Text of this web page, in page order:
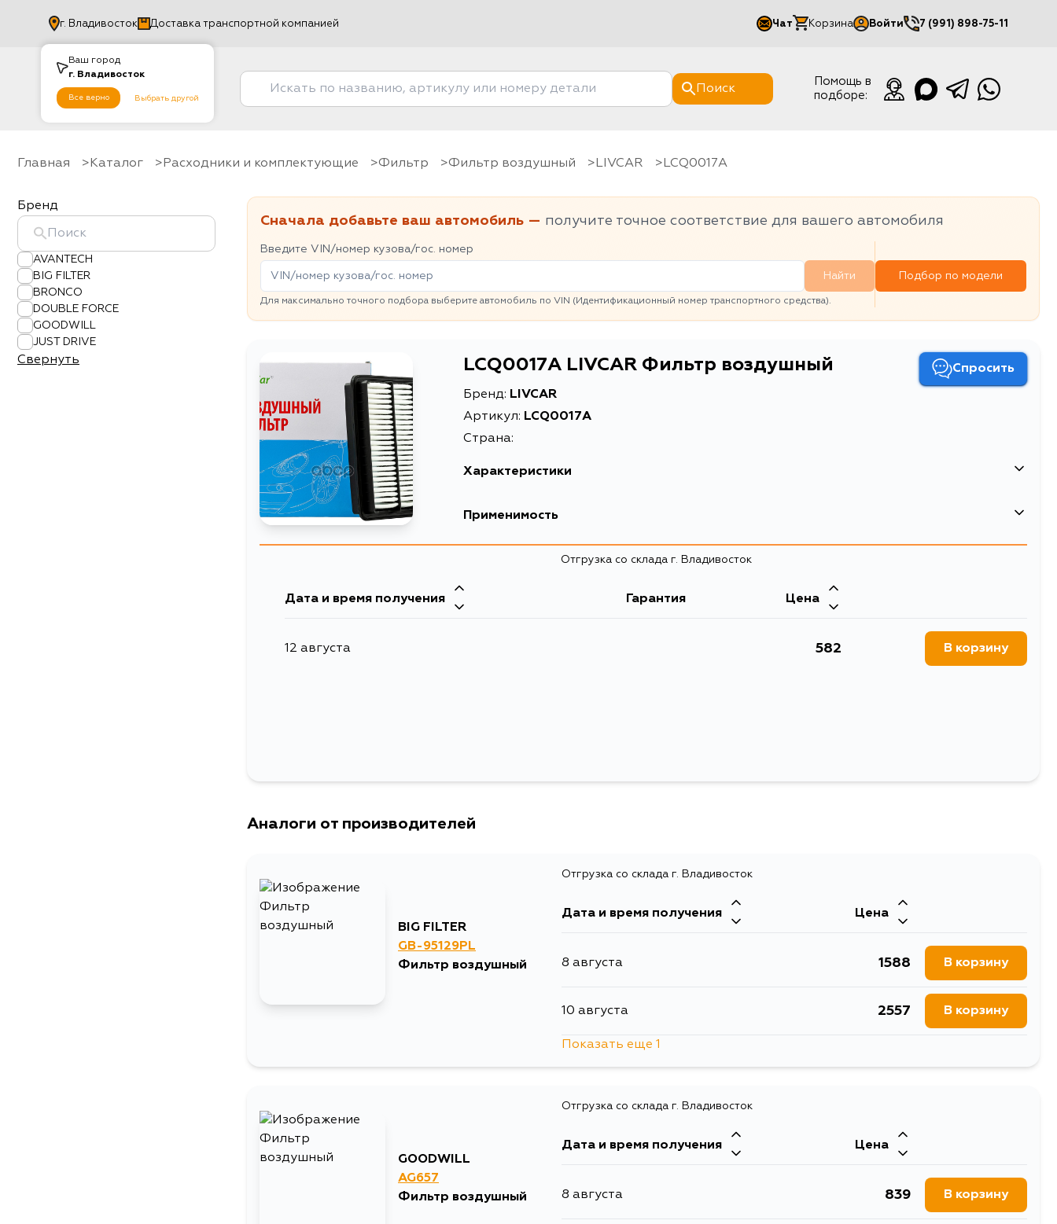
Ваш город
г. Владивосток
Все верно Выбрать другой
г. Владивосток Доставка транспортной компанией Чат Корзина Войти
Мой кабинет
7 (991) 898-75-11
Поиск
Помощь в
подборе:
Главная Каталог Расходники и комплектующие фильтр Фильтр воздушный LIVCAR LCQ0017A
Бренд
AVANTECH
BIG FILTER
BRONCO
DOUBLE FORCE
GOODWILL
JUST DRIVE
Свернуть
Сначала добавьте ваш автомобиль — получите точное соответствие для вашего автомобиля
Введите VIN/номер кузова/гос. номер
Найти
Для максимально точного подбора выберите автомобиль по VIN (Идентификационный номер транспортного средства).
Подбор по модели
LCQ0017A LIVCAR Фильтр воздушный Спросить
Бренд: LIVCAR
Артикул: LCQ0017A
Страна:
Характеристики
EAN-13
Применимость
Отгрузка со склада г. Владивосток
Дата и время получения Гарантия Цена
12 августа 582 В корзину
Аналоги от производителей
BIG FILTER
GB-95129PL
Фильтр воздушный
Отгрузка со склада г. Владивосток
Дата и время получения Цена
8 августа 1588 В корзину
10 августа 2557 В корзину
Показать еще 1
GOODWILL
AG657
Фильтр воздушный
Отгрузка со склада г. Владивосток
Дата и время получения Цена
8 августа 839 В корзину